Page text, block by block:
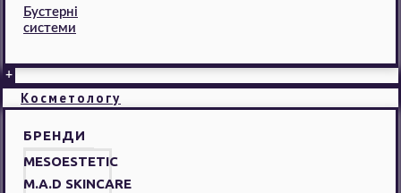
Бустерні
системи
+
Косметологу
БРЕНДИ
MESOESTETIC
M.A.D SKINCARE